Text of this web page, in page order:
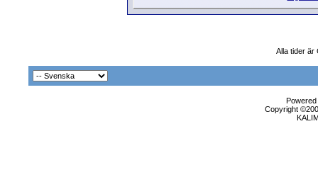
Alla tider är
Copyright